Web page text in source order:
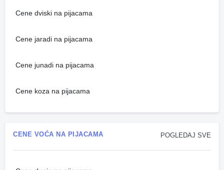
Cene dviski na pijacama
Cene jaradi na pijacama
Cene junadi na pijacama
Cene koza na pijacama
POGLEDAJ SVE
CENE VOĆA NA PIJACAMA